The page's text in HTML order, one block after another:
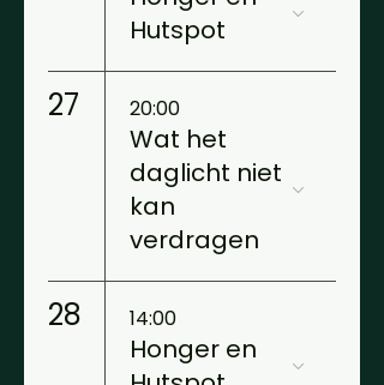
Hutspot
27 20:00
Wat het
daglicht niet
kan
verdragen
28 14:00
Honger en